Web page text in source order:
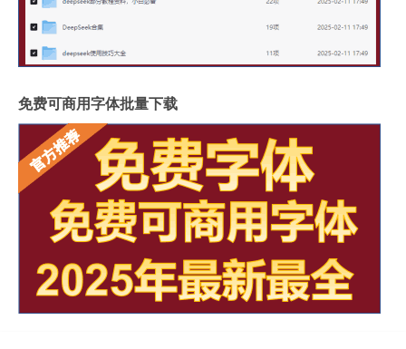
免费可商用字体批量下载